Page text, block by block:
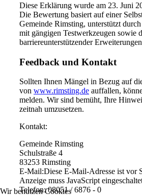
Diese Erklärung wurde am 23. Juni
Die Bewertung basiert auf einer
Gemeinde Rimsting, unterstützt
mit gängigen Testwerkzeugen sowie
barriereunterstützender
Feedback und Kontakt
Sollten Ihnen Mängel in Bezug auf
von www.rimsting.de auffallen,
melden. Wir sind bemüht, Ihre
zeitnah umzusetzen.
Kontakt:
Gemeinde Rimsting
Schulstraße 4
83253 Rimsting
E-Mail:Diese E-Mail-Adresse ist vor
Anzeige muss JavaScript
Telefon: 08051 / 6876 - 0
Wir benutzen Cookies